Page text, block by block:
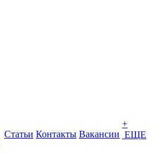
Статьи Контакты Вакансии
+
ЕЩЕ